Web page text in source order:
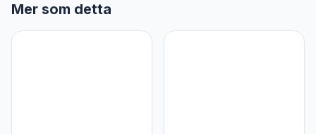
Mer som detta